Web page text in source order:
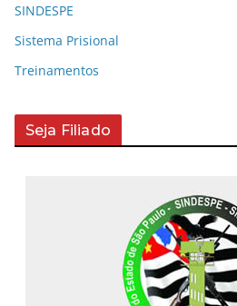
SINDESPE
Sistema Prisional
Treinamentos
Seja Filiado